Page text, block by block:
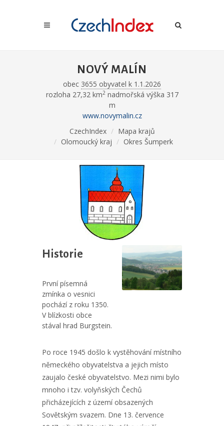
NOVÝ MALÍN
obec 3655 obyvatel k 1.1.2026
rozloha 27,32 km2nadmořská výška 317
m
www.novymalin.cz
CzechIndex
Mapa krajů
Olomoucký kraj
Okres Šumperk
Historie
První písemná
zmínka o vesnici
pochází z roku 1350.
V blízkosti obce
stával hrad Burgstein.
Po roce 1945 došlo k vystěhování místního
německého obyvatelstva a jejich místo
zaujalo české obyvatelstvo. Mezi nimi bylo
mnoho i tzv. volyňských Čechů
přicházejících z území obsazených
Sovětským svazem. Dne 13. července